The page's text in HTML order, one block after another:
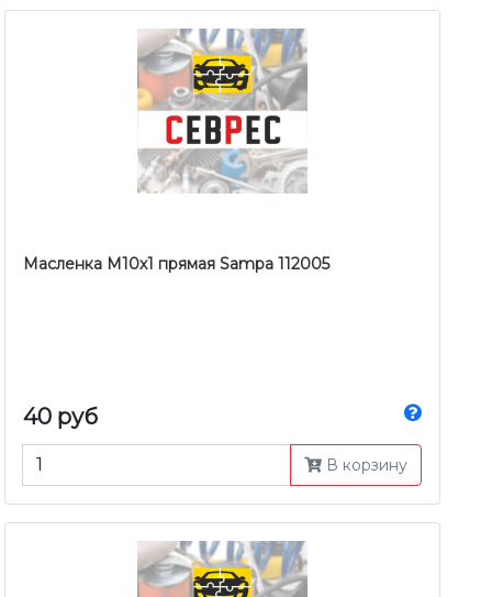
Масленка М10х1 прямая Sampa 112005
40 руб
В корзину